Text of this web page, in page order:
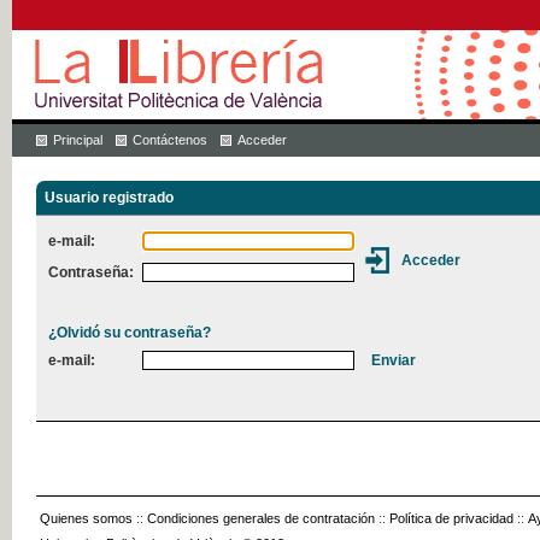
Principal Contáctenos Acceder
Usuario registrado
e-mail:
Contraseña:
¿Olvidó su contraseña?
e-mail:
Quienes somos :: Condiciones generales de contratación :: Política de privacidad ::